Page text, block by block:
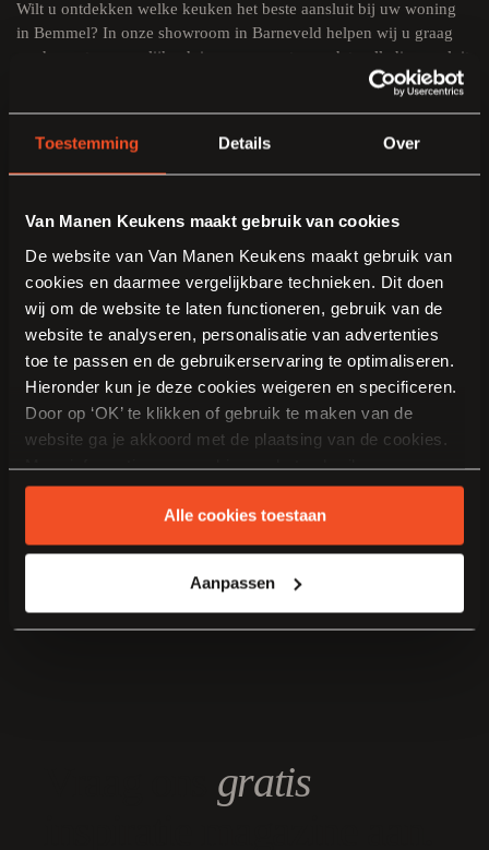
Toestemming Details Over
Van Manen Keukens maakt gebruik van cookies
De website van Van Manen Keukens maakt gebruik van
cookies en daarmee vergelijkbare technieken. Dit doen
wij om de website te laten functioneren, gebruik van de
website te analyseren, personalisatie van advertenties
toe te passen en de gebruikerservaring te optimaliseren.
Hieronder kun je deze cookies weigeren en specificeren.
Door op ‘OK’ te klikken of gebruik te maken van de
website ga je akkoord met de plaatsing van de cookies.
Meer informatie over cookies en het gebruik van
persoonsgegevens door Van Manen Keukens vind je
Alle cookies toestaan
Aanpassen
Wilt u ontdekken welke keuken het beste aansluit bij uw woning
in Bemmel? In onze showroom in Barneveld helpen wij u graag
verder met persoonlijk advies en een ontwerp dat volledig aansluit
op uw wensen. Samen bespreken wij de mogelijkheden op het
geven.
gratis